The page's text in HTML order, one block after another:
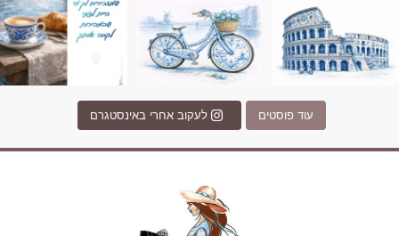
עוד פוסטים לעקוב אחרי באינסטגרם